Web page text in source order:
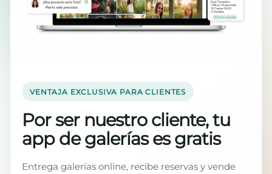
VENTAJA EXCLUSIVA PARA CLIENTES
Por ser nuestro cliente, tu
app de galerías es gratis
Entrega galerías online, recibe reservas y vende